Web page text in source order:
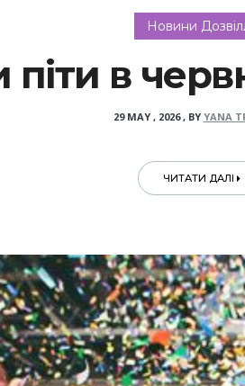
Новини
в
29 MAY , 2026, BY YANA
ЧИТАТИ ДАЛІ